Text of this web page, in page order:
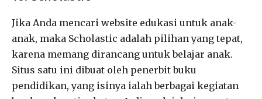
Jika Anda mencari website edukasi untuk anak-
anak, maka Scholastic adalah pilihan yang tepat,
karena memang dirancang untuk belajar anak.
Situs satu ini dibuat oleh penerbit buku
pendidikan, yang isinya ialah berbagai kegiatan